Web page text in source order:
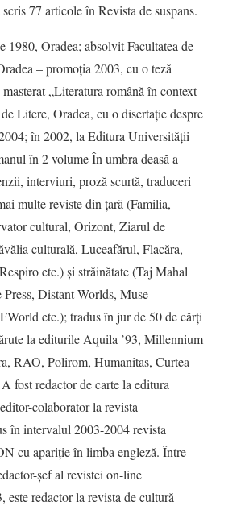
77 articole în Revista de suspans.
1980, Oradea; absolvit Facultatea de
– promoţia 2003, cu o teză
„Literatura română în context
Litere, Oradea, cu o disertaţie despre
în 2002, la Editura Universităţii
în 2 volume În umbra deasă a
interviuri, proză scurtă, traduceri
multe reviste din ţară (Familia,
cultural, Orizont, Ziarul de
culturală, Luceafărul, Flacăra,
etc.) şi străinătate (Taj Mahal
Distant Worlds, Muse
etc.); tradus în jur de 50 de cărţi
la editurile Aquila ’93, Millennium
RAO, Polirom, Humanitas, Curtea
fost redactor de carte la editura
colaborator la revista
în intervalul 2003-2004 revista
cu apariţie în limba engleză. Între
şef al revistei on-line
redactor la revista de cultură